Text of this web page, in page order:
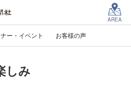
AREA
ー・イベント お客様の声
しみ